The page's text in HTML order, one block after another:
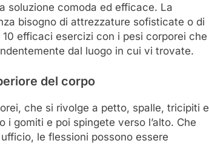
soluzione comoda ed efficace. La
bisogno di attrezzature sofisticate o di
efficaci esercizi con i pesi corporei che
dal luogo in cui vi trovate.
del corpo
che si rivolge a petto, spalle, tricipiti e
gomiti e poi spingete verso l’alto. Che
le flessioni possono essere